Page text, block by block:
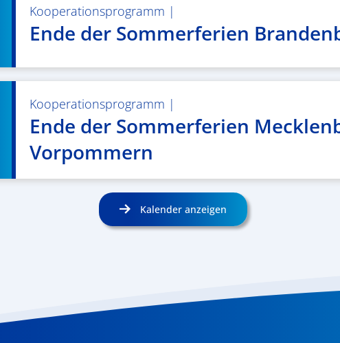
Kooperationsprogramm |
Ende der Sommerferien
Kooperationsprogramm |
Ende der Sommerferien
Vorpommern
Kalender anzeigen